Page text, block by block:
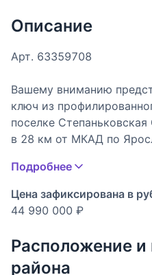
Описание
Арт. 63359708
Вашему вниманию
ключ из
поселке
в 28 км от МКАД по
Пестовского
На просторном участке
индивидуальному
компании "ЛЕСТЭК".
Оба строения были
Подробнее
Цена зафиксирована в
44 990 000 ₽
Расположение и
района